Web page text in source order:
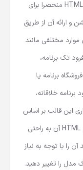
منحصر به فرد و خلاقانه است. قالب HTML Tino منحصرا برای
و ارائه آن از طریق
مختلفی مانند
تک برنامه،
برنامه یا
خلاقانه،
این قالب بر اساس
Bootstrap 5 طراحی شده است. فایل های HTML آن به راحتی
را با توجه به نیاز
مدل را تغییر دهید.